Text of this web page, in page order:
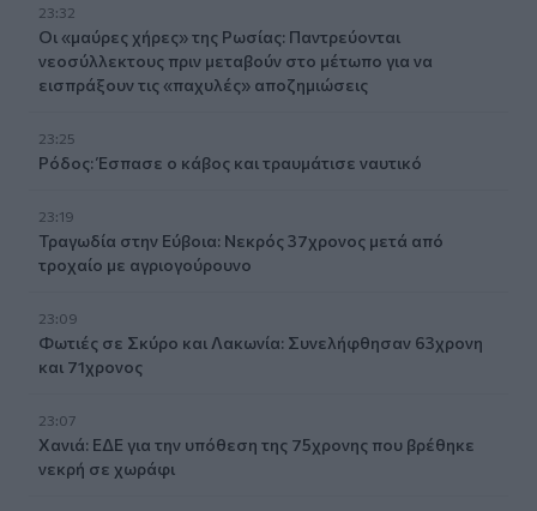
23:32
Οι «μαύρες χήρες» της Ρωσίας: Παντρεύονται
νεοσύλλεκτους πριν μεταβούν στο μέτωπο για να
εισπράξουν τις «παχυλές» αποζημιώσεις
23:25
Ρόδος: Έσπασε ο κάβος και τραυμάτισε ναυτικό
23:19
Τραγωδία στην Εύβοια: Νεκρός 37χρονος μετά από
τροχαίο με αγριογούρουνο
23:09
Φωτιές σε Σκύρο και Λακωνία: Συνελήφθησαν 63χρονη
και 71χρονος
23:07
Χανιά: ΕΔΕ για την υπόθεση της 75χρονης που βρέθηκε
νεκρή σε χωράφι